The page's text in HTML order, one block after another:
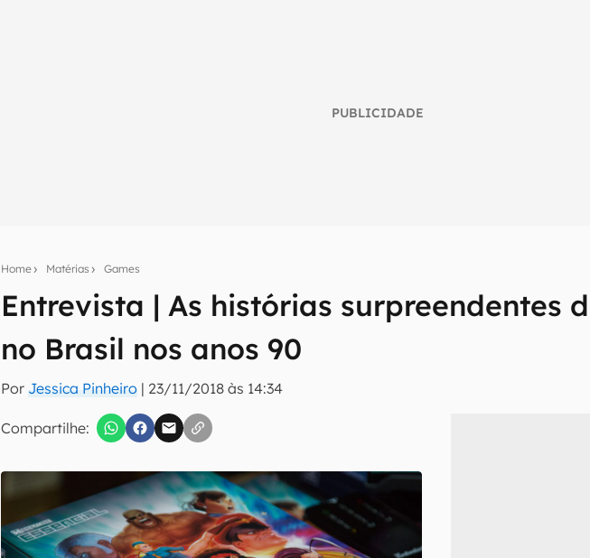
PUBLICIDADE
Home Matérias Games
Entrevista | As histórias surpreendentes
no Brasil nos anos 90
Por Jessica Pinheiro | 23/11/2018 às 14:34
Compartilhe:
Seu resumo inteligente do mundo tech!
Assine a newsletter do Canaltech e receba notícias e reviews sobre tecnologia em
inscreva-se
Confirmo que li, aceito e concordo com os Termos de Uso e Política de Privacidade do Canaltech.